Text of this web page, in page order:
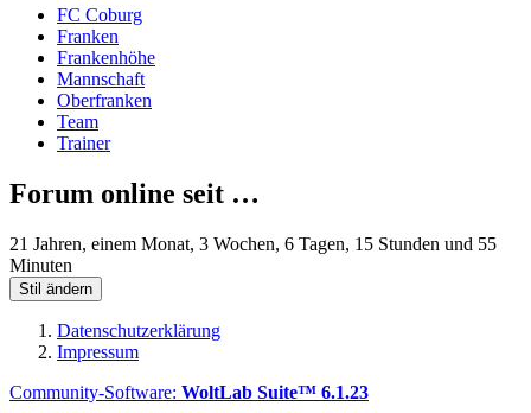
FC Coburg
Franken
Frankenhöhe
Mannschaft
Oberfranken
Team
Trainer
Forum online seit …
21 Jahren, einem Monat, 3 Wochen, 6 Tagen, 15 Stunden und 55
Minuten
Stil ändern
Datenschutzerklärung
Impressum
Community-Software: WoltLab Suite™ 6.1.23